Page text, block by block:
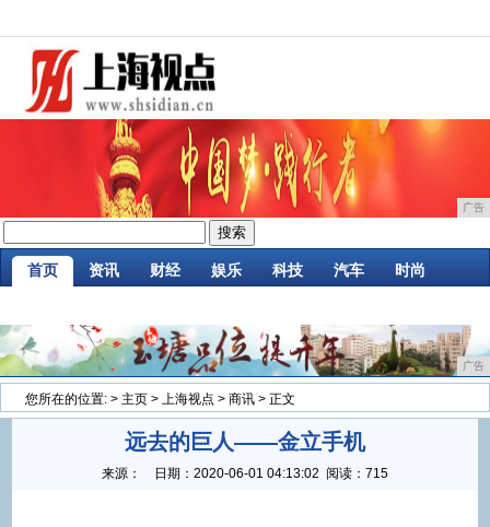
广告
首页 资讯 财经 娱乐 科技 汽车 时尚
广告
您所在的位置: > 主页 > 上海视点 > 商讯 > 正文
远去的巨人——金立手机
来源： 日期： 2020-06-01 04:13:02 阅读：715